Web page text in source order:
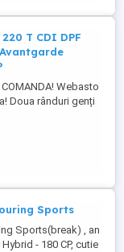
T CDI DPF
Avantgarde
Webasto
Doua rânduri genți
special: Faruri bi-
a luminii
sistem de
...
Sports
Sports(break) , an
- 180 CP, cutie